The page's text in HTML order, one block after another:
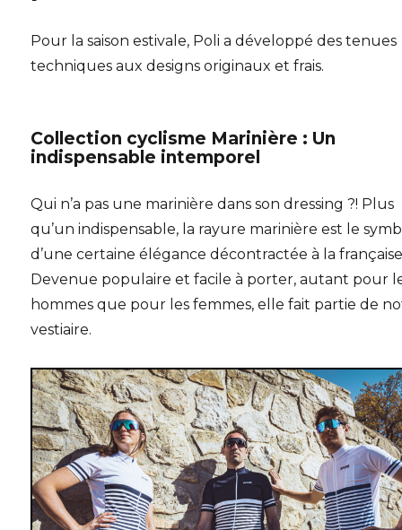
Pour la saison estivale, Poli a développé des tenues
techniques aux designs originaux et frais.
Collection cyclisme Marinière : Un
indispensable intemporel
Qui n’a pas une marinière dans son dressing ?! Plus
qu’un indispensable, la rayure marinière est le
d’une certaine élégance décontractée à la
Devenue populaire et facile à porter, autant pour
hommes que pour les femmes, elle fait partie de
vestiaire.